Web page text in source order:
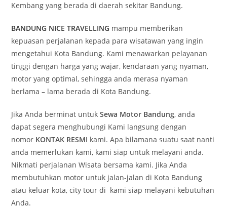
Kembang yang berada di daerah sekitar Bandung.
BANDUNG NICE TRAVELLING mampu memberikan
kepuasan perjalanan kepada para wisatawan yang ingin
mengetahui Kota Bandung. Kami menawarkan pelayanan
tinggi dengan harga yang wajar, kendaraan yang nyaman,
motor yang optimal, sehingga anda merasa nyaman
berlama – lama berada di Kota Bandung.
Jika Anda berminat untukSewa Motor Bandung, anda
dapat segera menghubungi Kami langsung dengan
nomor KONTAK RESMI kami. Apa bilamana suatu saat nanti
anda memerlukan kami, kami siap untuk melayani anda.
Nikmati perjalanan Wisata bersama kami. Jika Anda
membutuhkan motor untuk jalan-jalan di Kota Bandung
atau keluar kota, city tour di kami siap melayani kebutuhan
Anda.